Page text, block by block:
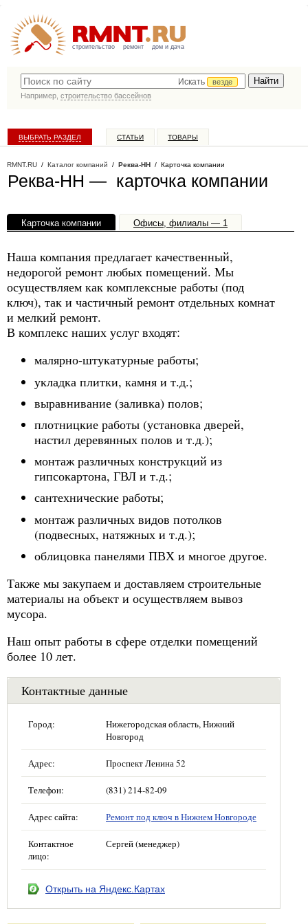
строительство ремонт дом и дача
Искать
везде
Например, строительство бассейнов
ВЫБРАТЬ РАЗДЕЛ СТАТЬИ ТОВАРЫ
RMNT.RU / Каталог компаний / Реква-НН / Карточка компании
Реква-НН — карточка компании
Карточка компании Офисы, филиалы — 1
Наша компания предлагает качественный,
недорогой ремонт любых помещений. Мы
осуществляем как комплексные работы (под
ключ), так и частичный ремонт отдельных комнат
и мелкий ремонт.
В комплекс наших услуг входят:
малярно-штукатурные работы;
укладка плитки, камня и т.д.;
выравнивание (заливка) полов;
плотницкие работы (установка дверей,
настил деревянных полов и т.д.);
монтаж различных конструкций из
гипсокартона, ГВЛ и т.д.;
сантехнические работы;
монтаж различных видов потолков
(подвесных, натяжных и т.д.);
облицовка панелями ПВХ и многое другое.
Также мы закупаем и доставляем строительные
материалы на объект и осуществляем вывоз
мусора.
Наш опыт работы в сфере отделки помещений
более 10 лет.
Контактные данные
Город:
Нижегородская область, Нижний
Новгород
Адрес: Проспект Ленина 52
Телефон: (831) 214-82-09
Адрес сайта: Ремонт под ключ в Нижнем Новгороде
Контактное
лицо:
Сергей (менеджер)
Открыть на Яндекс.Картах